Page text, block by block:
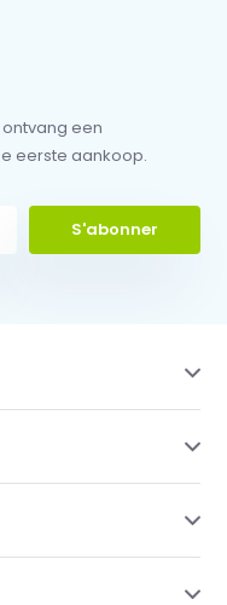
een
eerste aankoop.
S'abonner